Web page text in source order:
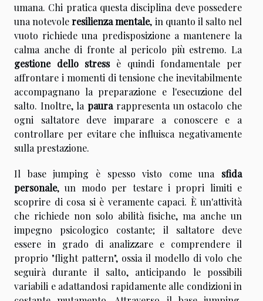
umana. Chi pratica questa disciplina deve possedere
una notevoleresilienza mentale, in quanto il salto nel
vuoto richiede una predisposizione a mantenere la
calma anche di fronte al pericolo più estremo. La
gestione dello stressè quindi fondamentale per
affrontare i momenti di tensione che inevitabilmente
accompagnano la preparazione e l'esecuzione del
salto. Inoltre, lapaurarappresenta un ostacolo che
ogni saltatore deve imparare a conoscere e a
controllare per evitare che influisca negativamente
sulla prestazione.
Il base jumping è spesso visto come una sfida
personale, un modo per testare i propri limiti e
scoprire di cosa si è veramente capaci. È un'attività
che richiede non solo abilità fisiche, ma anche un
impegno psicologico costante; il saltatore deve
essere in grado di analizzare e comprendere il
proprio "flight pattern", ossia il modello di volo che
seguirà durante il salto, anticipando le possibili
variabili e adattandosi rapidamente alle condizioni in